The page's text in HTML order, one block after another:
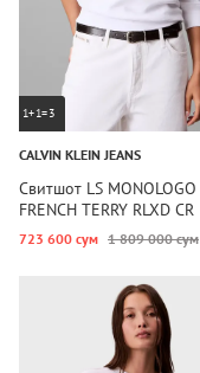
1+1=3
CALVIN KLEIN JEANS
Свитшот LS MONOLOGO
FRENCH TERRY RLXD CR
723 600 сум 1 809 000 сум